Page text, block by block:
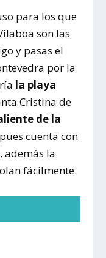
para los que
son las
y pasas el
por la
la playa
Cristina de
de la
cuenta con
además la
fácilmente.